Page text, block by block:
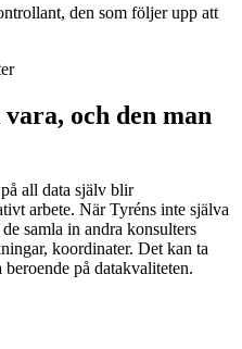
den som följer upp att
och den man
all data själv blir
arbete. När Tyréns inte själva
samla in andra konsulters
koordinater. Det kan ta
på datakvaliteten.